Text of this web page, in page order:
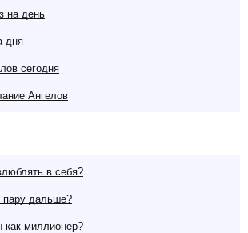
на день
дня
сегодня
Ангелов
в себя?
дальше?
миллионер?